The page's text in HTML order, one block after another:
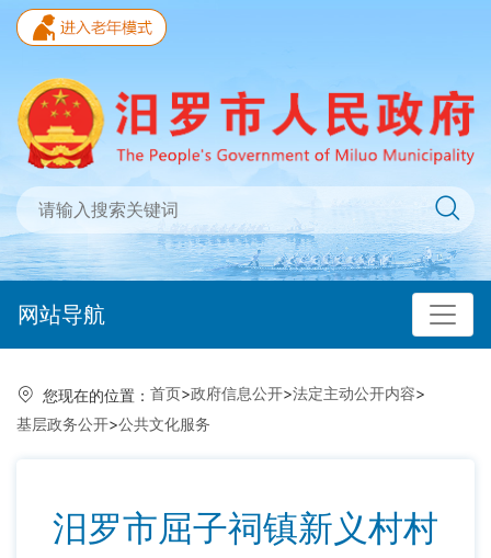
网站导航
您现在的位置： 首页>政府信息公开>法定主动公开内容>
基层政务公开>公共文化服务
汨罗市屈子祠镇新义村村